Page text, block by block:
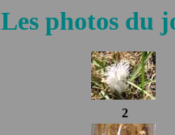
Les photos du
2